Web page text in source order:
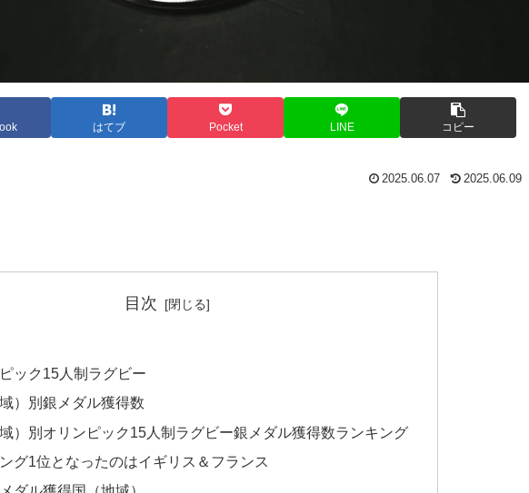
はてブ Pocket LINE コピー
2025.06.07 2025.06.09
目次
ック15人制ラグビー
）別銀メダル獲得数
）別オリンピック15人制ラグビー銀メダル獲得数ランキング
グ1位となったのはイギリス＆フランス